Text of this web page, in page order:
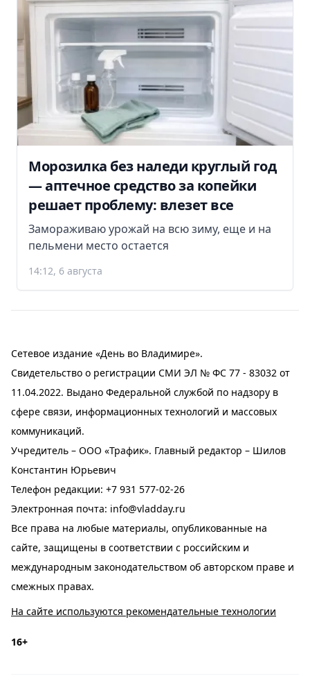
Морозилка без наледи круглый год
— аптечное средство за копейки
решает проблему: влезет все
Замораживаю урожай на всю зиму, еще и на
пельмени место остается
14:12, 6 августа
Сетевое издание «День во Владимире».
Свидетельство о регистрации СМИ ЭЛ № ФС 77 - 83032 от
11.04.2022. Выдано Федеральной службой по надзору в
сфере связи, информационных технологий и массовых
коммуникаций.
Учредитель – ООО «Трафик». Главный редактор – Шилов
Константин Юрьевич
Телефон редакции: +7 931 577-02-26
Электронная почта: info@vladday.ru
Все права на любые материалы, опубликованные на
сайте, защищены в соответствии с российским и
международным законодательством об авторском праве и
смежных правах.
На сайте используются рекомендательные технологии
16+